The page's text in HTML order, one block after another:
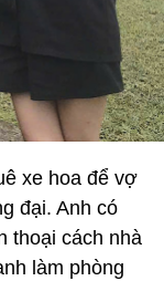
xe hoa để vợ
đại. Anh có
thoại cách nhà
làm phòng